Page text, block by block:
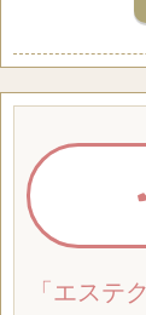
「エステ